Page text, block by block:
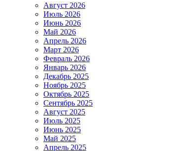
Август 2026
Июль 2026
Июнь 2026
Май 2026
Апрель 2026
Март 2026
Февраль 2026
Январь 2026
Декабрь 2025
Ноябрь 2025
Октябрь 2025
Сентябрь 2025
Август 2025
Июль 2025
Июнь 2025
Май 2025
Апрель 2025